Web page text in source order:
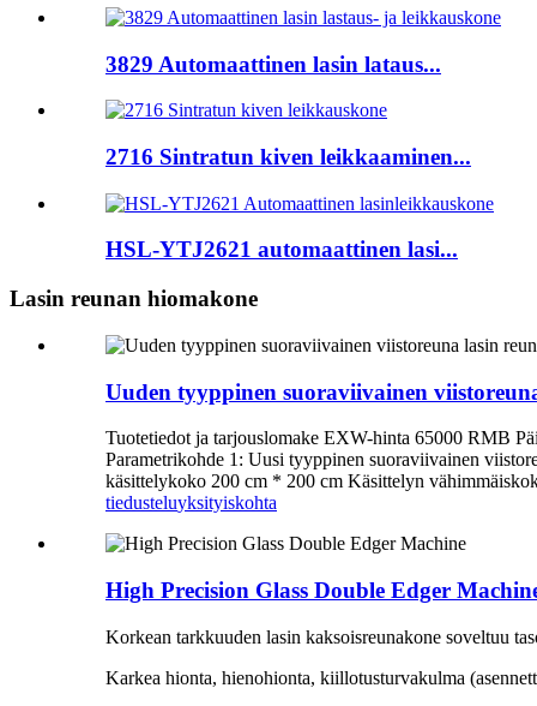
3829 Automaattinen lasin lataus...
2716 Sintratun kiven leikkaaminen...
HSL-YTJ2621 automaattinen lasi...
Lasin reunan hiomakone
Uuden tyyppinen suoraviivainen
Tuotetiedot ja tarjouslomake EXW-hinta 65000 RMB
Parametrikohde 1: Uusi tyyppinen suoraviivainen
käsittelykoko 200 cm * 200 cm Käsittelyn
tiedusteluyksityiskohta
High Precision Glass Double Edger
Korkean tarkkuuden lasin kaksoisreunakone soveltuu
Karkea hionta, hienohionta, kiillotusturvakulma